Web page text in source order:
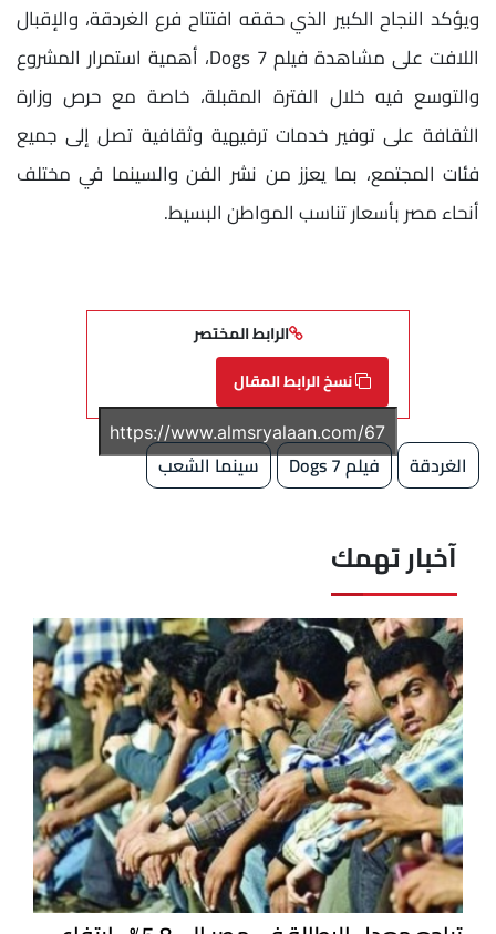
ويؤكد النجاح الكبير الذي حققه افتتاح فرع الغردقة، والإقبال
اللافت على مشاهدة فيلم 7 Dogs، أهمية استمرار المشروع
والتوسع فيه خلال الفترة المقبلة، خاصة مع حرص وزارة
الثقافة على توفير خدمات ترفيهية وثقافية تصل إلى جميع
فئات المجتمع، بما يعزز من نشر الفن والسينما في مختلف
أنحاء مصر بأسعار تناسب المواطن البسيط.
الرابط المختصر
نسخ الرابط المقال
الغردقة فيلم 7 Dogs سينما الشعب
آخبار تهمك